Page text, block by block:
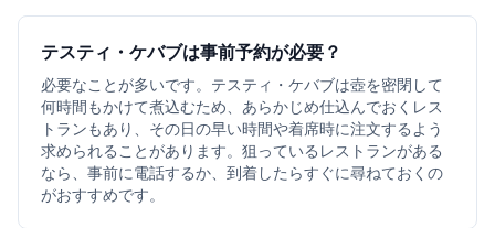
テスティ・ケバブは事前予約が必要？
必要なことが多いです。テスティ・ケバブは壺を密閉して
何時間もかけて煮込むため、あらかじめ仕込んでおくレス
トランもあり、その日の早い時間や着席時に注文するよう
求められることがあります。狙っているレストランがある
なら、事前に電話するか、到着したらすぐに尋ねておくの
がおすすめです。